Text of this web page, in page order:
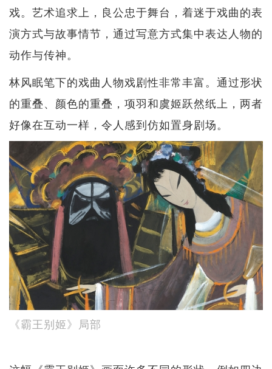
戏。艺术追求上，良公忠于舞台，着迷于戏曲的表
演方式与故事情节，通过写意方式集中表达人物的
动作与传神。
林风眠笔下的戏曲人物戏剧性非常丰富。通过形状
的重叠、颜色的重叠，项羽和虞姬跃然纸上，两者
好像在互动一样，令人感到仿如置身剧场。
《霸王别姬》局部